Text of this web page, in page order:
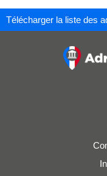
Télécharger la liste des